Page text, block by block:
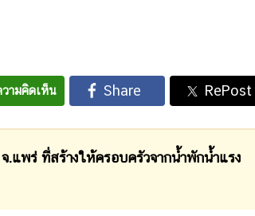
ามคิดเห็น
แพร่ ที่สร้างให้ครอบครัวจากน้ำพักน้ำแรง